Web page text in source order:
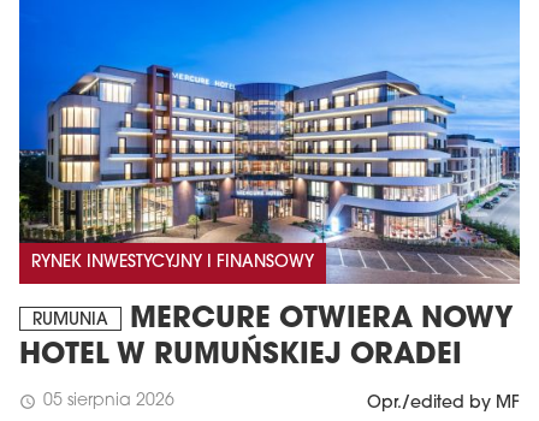
RYNEK INWESTYCYJNY I FINANSOWY
RUMUNIA
MERCURE OTWIERA NOWY
HOTEL W RUMUŃSKIEJ ORADEI
schedule 05 sierpnia 2026 Opr./edited by MF